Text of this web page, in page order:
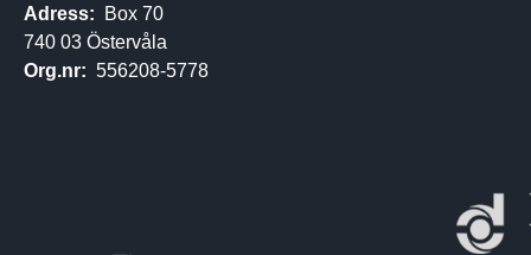
Adress:
Box 70
740 03 Östervåla
Org.nr: 556208-5778